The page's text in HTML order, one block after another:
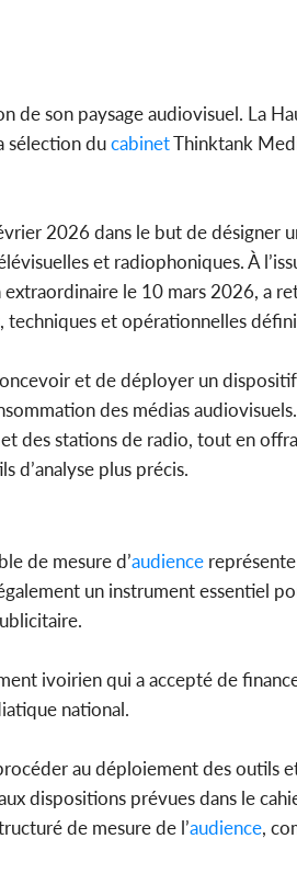
de son paysage audiovisuel. La
sélection ducabinetThinktank
2026 dans le but de désigner
et radiophoniques. À
extraordinaire le 10 mars 2026, a
et opérationnelles
et de déployer un dispositif
des médias
des stations de radio, tout en
d’analyse plus précis.
de mesure d’audience
un instrument essentiel
ivoirien qui a accepté de
national.
au déploiement des outils
dispositions prévues dans le
de mesure de l’audience,